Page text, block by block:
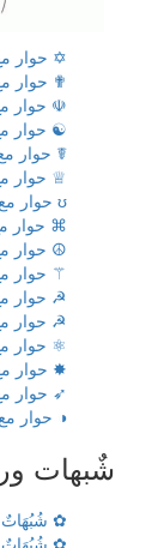
✡ حوار مع
✟ حوار
☫ حوار مع
☯ حوار مع
☤ حوار مع
♕ حوار مع
ʊ حوار مع المعــتزلــة
⌘ حوار
☮ حوار مع
⚚ حوار مع
☭ حوار
☭ حوار
⚛ حوار
✸ حوار مع
➶ حوار
◑ حوار
شٌبهات
✿ شُبُهَاتٌ